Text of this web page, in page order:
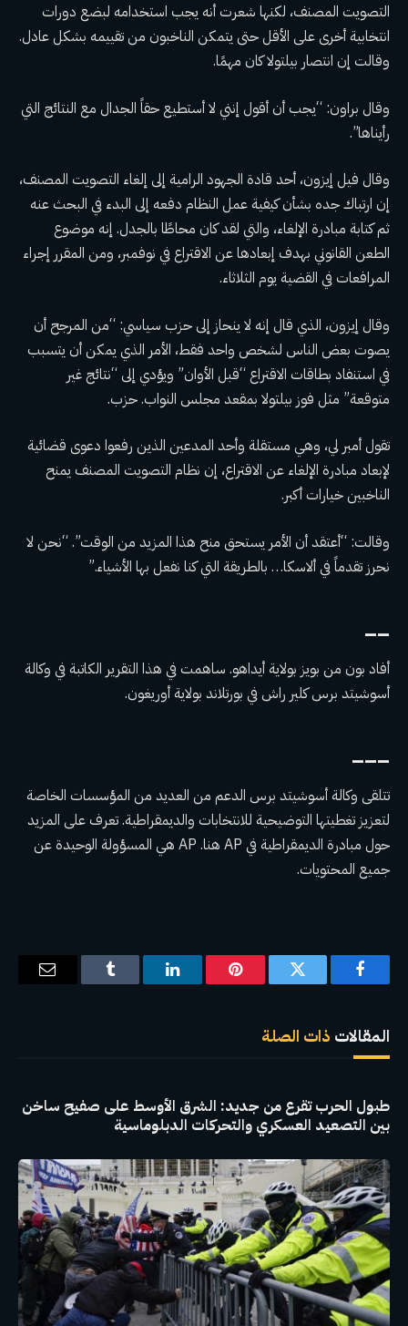
التصويت المصنف، لكنها شعرت أنه يجب استخدامه لبضع دورات
انتخابية أخرى على الأقل حتى يتمكن الناخبون من تقييمه بشكل عادل.
وقالت إن انتصار بيلتولا كان مهمًا.
وقال براون: “يجب أن أقول إنني لا أستطيع حقاً الجدال مع النتائج التي
رأيناها”.
وقال فيل إيزون، أحد قادة الجهود الرامية إلى إلغاء التصويت المصنف،
إن ارتباك جده بشأن كيفية عمل النظام دفعه إلى البدء في البحث عنه
ثم كتابة مبادرة الإلغاء، والتي لقد كان محاطًا بالجدل. إنه موضوع
الطعن القانوني بهدف إبعادها عن الاقتراع في نوفمبر، ومن المقرر إجراء
المرافعات في القضية يوم الثلاثاء.
وقال إيزون، الذي قال إنه لا ينحاز إلى حزب سياسي: “من المرجح أن
يصوت بعض الناس لشخص واحد فقط، الأمر الذي يمكن أن يتسبب
في استنفاد بطاقات الاقتراع “قبل الأوان” ويؤدي إلى “نتائج غير
متوقعة” مثل فوز بيلتولا بمقعد مجلس النواب. حزب.
تقول أمبر لي، وهي مستقلة وأحد المدعين الذين رفعوا دعوى قضائية
لإبعاد مبادرة الإلغاء عن الاقتراع، إن نظام التصويت المصنف يمنح
الناخبين خيارات أكبر.
وقالت: “أعتقد أن الأمر يستحق منح هذا المزيد من الوقت”. “نحن لا
نحرز تقدماً في ألاسكا… بالطريقة التي كنا نفعل بها الأشياء.”
أفاد بون من بويز بولاية أيداهو. ساهمت في هذا التقرير الكاتبة في وكالة
أسوشيتد برس كلير راش في بورتلاند بولاية أوريغون.
___
تتلقى وكالة أسوشيتد برس الدعم من العديد من المؤسسات الخاصة
لتعزيز تغطيتها التوضيحية للانتخابات والديمقراطية. تعرف على المزيد
حول مبادرة الديمقراطية في AP
هنا
. AP هي المسؤولة الوحيدة عن
جميع المحتويات.
فيسبوك تويتر بينتيريستلينكدإن Tumblr
البريد
المقالات ذات الصلة
طبول الحرب تقرع من جديد: الشرق الأوسط على صفيح ساخن
بين التصعيد العسكري والتحركات الدبلوماسية